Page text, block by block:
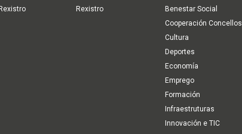
Rexistro
Benestar Social
Cooperación Concellos
Cultura
Deportes
Economía
Emprego
Formación
Infraestruturas
Innovación e TIC